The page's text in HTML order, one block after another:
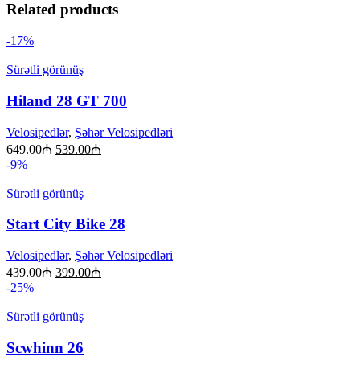
Related products
-17%
Sürətli görünüş
Hiland 28 GT 700
Velosipedlər, Şəhər Velosipedləri
649.00₼ 539.00₼
-9%
Sürətli görünüş
Start City Bike 28
Velosipedlər, Şəhər Velosipedləri
439.00₼ 399.00₼
-25%
Sürətli görünüş
Scwhinn 26